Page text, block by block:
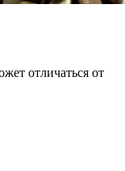
отличаться от